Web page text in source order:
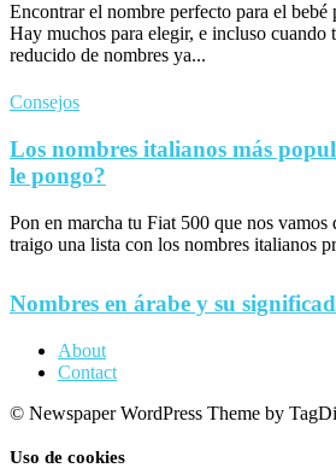
Encontrar el nombre perfecto para el bebé
Hay muchos para elegir, e incluso cuando
reducido de nombres ya...
Consejos
Los nombres italianos más
le pongo?
Pon en marcha tu Fiat 500 que nos
traigo una lista con los nombres italianos
Nombres en árabe y su
About
Contact
© Newspaper WordPress Theme by
Uso de cookies